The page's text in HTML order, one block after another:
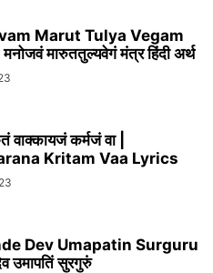
Marut Tulya Vegam
मारुततुल्यवेगं मंत्र हिंदी अर्थ
कर्मजं वा |
Kritam Vaa Lyrics
Dev Umapatin Surguru
उमापतिं सुरगुरुं